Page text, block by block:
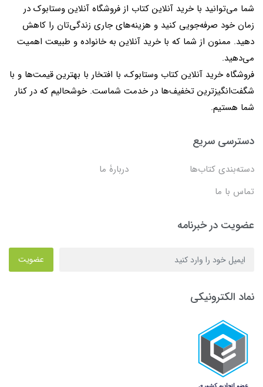
شما می‌توانید با خرید آنلاین کتاب از فروشگاه آنلاین وستابوک در
زمان خود صرفه‌جویی کنید و هزینه‌های جاری زندگی‌تان را کاهش
دهید. ممنون از شما که با خرید آنلاین به خانواده و طبیعت اهمیت
می‌دهید.
فروشگاه خرید آنلاین کتاب وستابوک، با افتخار با بهترین قیمت‌ها و با
شگفت‌انگیزترین تخفیف‌ها در خدمت شماست. خوشحالیم که در کنار
شما هستیم.
دسترسی سریع
دسته‌بندی کتاب‌ها
دربارۀ ما
تماس با ما
عضویت در خبرنامه
عضویت
نماد الکترونیکی